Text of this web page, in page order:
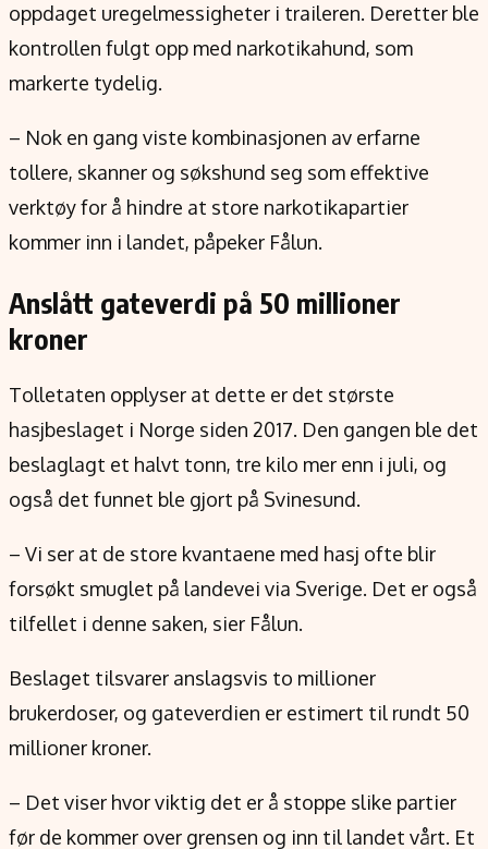
oppdaget uregelmessigheter i traileren. Deretter ble
kontrollen fulgt opp med narkotikahund, som
markerte tydelig.
– Nok en gang viste kombinasjonen av erfarne
tollere, skanner og søkshund seg som effektive
verktøy for å hindre at store narkotikapartier
kommer inn i landet, påpeker Fålun.
Anslått gateverdi på 50 millioner
kroner
Tolletaten opplyser at dette er det største
hasjbeslaget i Norge siden 2017. Den gangen ble det
beslaglagt et halvt tonn, tre kilo mer enn i juli, og
også det funnet ble gjort på Svinesund.
– Vi ser at de store kvantaene med hasj ofte blir
forsøkt smuglet på landevei via Sverige. Det er også
tilfellet i denne saken, sier Fålun.
Beslaget tilsvarer anslagsvis to millioner
brukerdoser, og gateverdien er estimert til rundt 50
millioner kroner.
– Det viser hvor viktig det er å stoppe slike partier
før de kommer over grensen og inn til landet vårt. Et